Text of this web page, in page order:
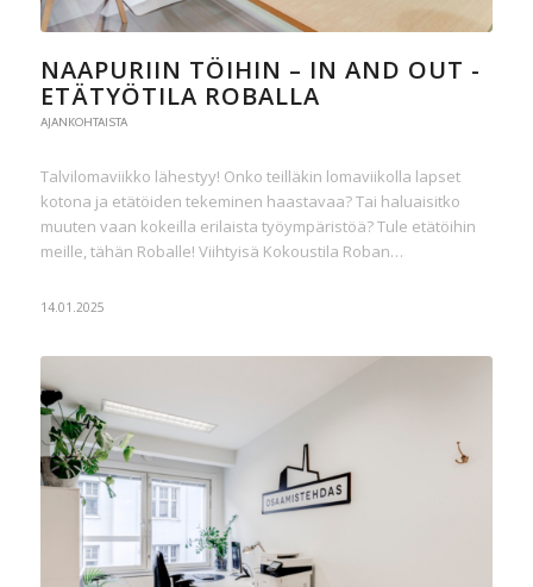
NAAPURIIN TÖIHIN – IN AND OUT -
ETÄTYÖTILA ROBALLA
AJANKOHTAISTA
Talvilomaviikko lähestyy! Onko teilläkin lomaviikolla lapset
kotona ja etätöiden tekeminen haastavaa? Tai haluaisitko
muuten vaan kokeilla erilaista työympäristöä? Tule etätöihin
meille, tähän Roballe! Viihtyisä Kokoustila Roban…
14.01.2025